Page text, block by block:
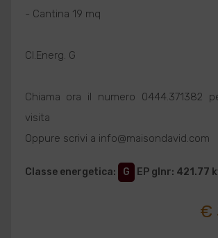
- Cantina 19 mq
Cl.Energ. G
Chiama ora il numero 0444.371382
visita
Oppure scrivi a info@maisondavid.com
Classe energetica: G EP glnr: 421.77
€